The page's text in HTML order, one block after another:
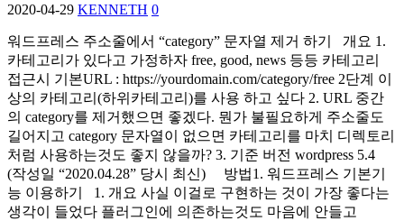
2020-04-29 KENNETH 0
워드프레스 주소줄에서 “category” 문자열 제거 하기 개요 1.
카테고리가 있다고 가정하자 free, good, news 등등 카테고리
접근시 기본URL : https://yourdomain.com/category/free 2단계 이
상의 카테고리(하위카테고리)를 사용 하고 싶다 2. URL 중간
의 category를 제거했으면 좋겠다. 뭔가 불필요하게 주소줄도
길어지고 category 문자열이 없으면 카테고리를 마치 디렉토리
처럼 사용하는것도 좋지 않을까? 3. 기준 버전 wordpress 5.4
(작성일 “2020.04.28” 당시 최신) 방법1. 워드프레스 기본기
능 이용하기 1. 개요 사실 이걸로 구현하는 것이 가장 좋다는
생각이 들었다 플러그인에 의존하는것도 마음에 안들고